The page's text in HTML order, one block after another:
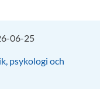
06-25
psykologi och